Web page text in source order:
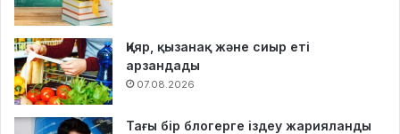
Қияр, қызанақ және сиыр еті
арзандады
07.08.2026
Тағы бір блогерге іздеу жарияланды